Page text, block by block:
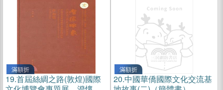
滿額折
19.首屆絲綢之路(敦煌)國際
滿額折
20.中國華僑國際文化交流基